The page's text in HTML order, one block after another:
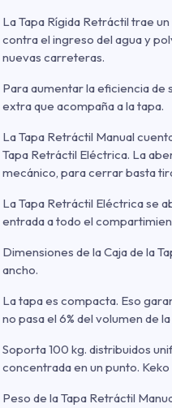
La Tapa Rígida Retráctil trae
contra el ingreso del agua y
nuevas carreteras.
Para aumentar la eficiencia de
extra que acompaña a la tapa.
La Tapa Retráctil Manual
Tapa Retráctil Eléctrica. La
mecánico, para cerrar basta
La Tapa Retráctil Eléctrica se
entrada a todo el
Dimensiones de la Caja de la
ancho.
La tapa es compacta. Eso
no pasa el 6% del volumen de
Soporta 100 kg. distribuidos
concentrada en un punto.
Peso de la Tapa Retráctil